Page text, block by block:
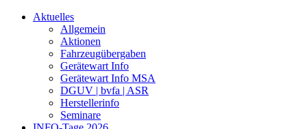
Aktuelles
Allgemein
Aktionen
Fahrzeugübergaben
Gerätewart Info
Gerätewart Info MSA
DGUV | bvfa | ASR
Herstellerinfo
Seminare